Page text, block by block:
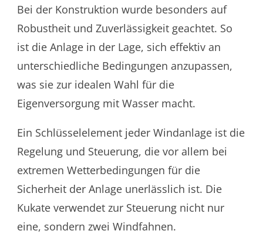
Bei der Konstruktion wurde besonders auf
Robustheit und Zuverlässigkeit geachtet. So
ist die Anlage in der Lage, sich effektiv an
unterschiedliche Bedingungen anzupassen,
was sie zur idealen Wahl für die
Eigenversorgung mit Wasser macht.
Ein Schlüsselelement jeder Windanlage ist die
Regelung und Steuerung, die vor allem bei
extremen Wetterbedingungen für die
Sicherheit der Anlage unerlässlich ist. Die
Kukate verwendet zur Steuerung nicht nur
eine, sondern zwei Windfahnen.